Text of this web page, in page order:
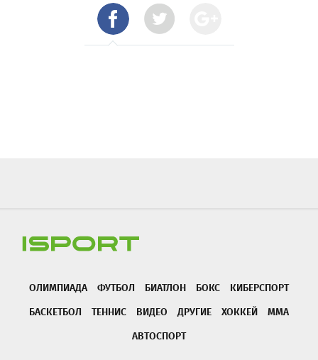
ОЛИМПИАДА ФУТБОЛ БИАТЛОН БОКС
КИБЕРСПОРТ
БАСКЕТБОЛ
ТЕННИС ВИДЕО ДРУГИЕ ХОККЕЙ
ММА
АВТОСПОРТ